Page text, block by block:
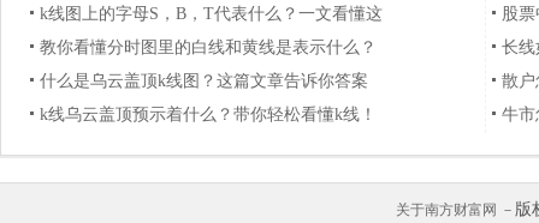
k线图上的字母S，B，T代表什么？一文看懂这
教你看懂分时图里的白线和黄线是表示什么？
什么是乌云盖顶k线图？这篇文章告诉你答案
k线乌云盖顶预示着什么？带你轻松看懂k线！
股
长线
散户
牛市
关于南方财富网 － 版